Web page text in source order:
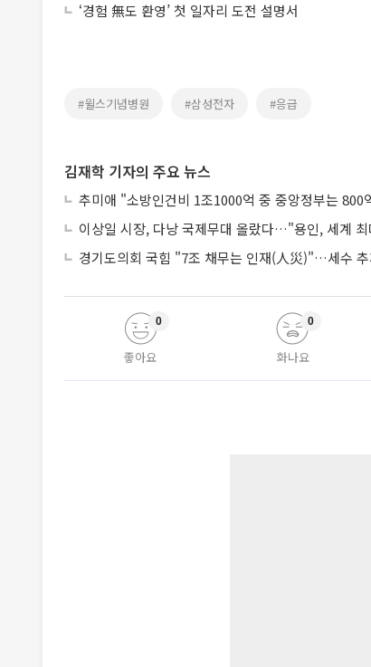
‘경험 無도 환영’ 첫 일자리 도전 설명서
#윌스기념병원 #삼성전자 #응급
김재학 기자의 주요 뉴스
추미애 "소방인건비 1조1000억 중 중앙정부는 800
이상일 시장, 다낭 국제무대 올랐다…"용인, 세계
경기도의회 국힘 "7조 채무는 인재(人災)"…세수 추
좋아요
0
화나요
0